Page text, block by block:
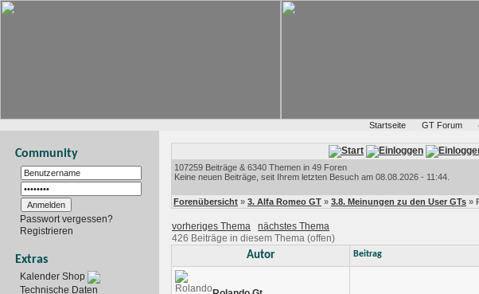
Startseite GT Forum
Community
Passwort vergessen?
Registrieren
Extras
Kalender Shop
Technische Daten
107259 Beiträge & 6340 Themen in 49 Foren
Keine neuen Beiträge, seit Ihrem letzten Besuch am 08.08.2026 - 11:44.
Forenübersicht » 3. Alfa Romeo GT » 3.8. Meinungen zu den User GTs »
vorheriges Thema
nächstes Thema
426 Beiträge in diesem Thema (offen)
Autor Beitrag